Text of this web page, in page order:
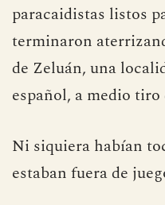
paracaidistas listos
terminaron
de Zeluán, una
español, a medio
Ni siquiera habían
estaban fuera de